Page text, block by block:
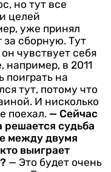
но тут все
целей
уже принял
за сборную. Тут
чувствует себя
например, в 2011
поиграть на
тут, потому что
И нисколько
поехал. — Сейчас
судьба
между двумя
выиграет
— Это будет очень